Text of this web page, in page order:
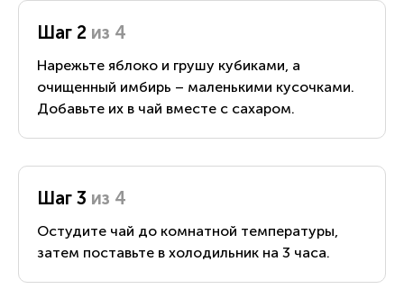
Шаг 2 из 4
Нарежьте яблоко и грушу кубиками, а
очищенный имбирь – маленькими кусочками.
Добавьте их в чай вместе с сахаром.
Шаг 3 из 4
Остудите чай до комнатной температуры,
затем поставьте в холодильник на 3 часа.